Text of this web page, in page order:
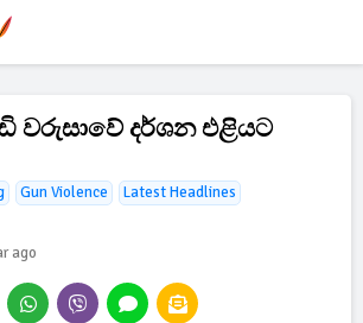
වරුසාවේ දර්ශන එළියට
Gun Violence
Latest Headlines
ago